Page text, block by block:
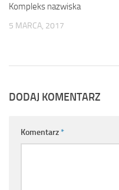
Kompleks nazwiska
5 MARCA, 2017
DODAJ KOMENTARZ
Komentarz*